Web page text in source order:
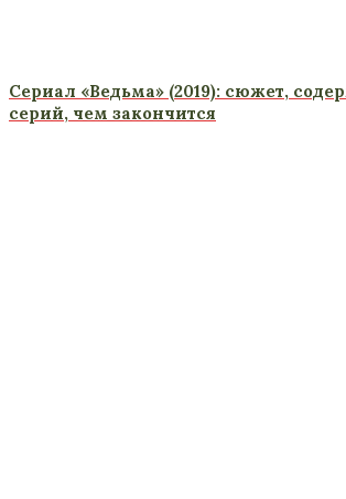
Сериал «Ведьма» (2019): сюжет,
серий, чем закончится